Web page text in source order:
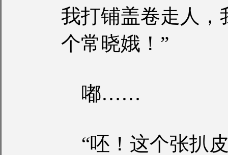
我打铺盖卷走人，
个常晓娥！”
嘟……
“呸！这个张扒